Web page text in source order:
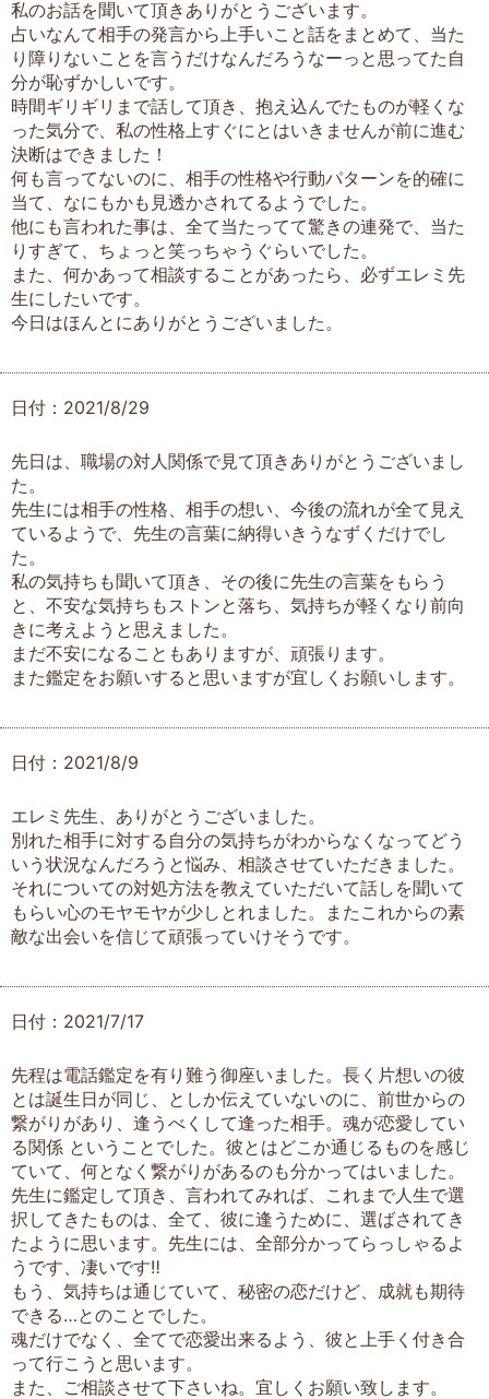
私のお話を聞いて頂きありがとうございます。
占いなんて相手の発言から上手いこと話をまとめて、当た
り障りないことを言うだけなんだろうなーっと思ってた自
分が恥ずかしいです。
時間ギリギリまで話して頂き、抱え込んでたものが軽くな
った気分で、私の性格上すぐにとはいきませんが前に進む
決断はできました！
何も言ってないのに、相手の性格や行動パターンを的確に
当て、なにもかも見透かされてるようでした。
他にも言われた事は、全て当たってて驚きの連発で、当た
りすぎて、ちょっと笑っちゃうぐらいでした。
また、何かあって相談することがあったら、必ずエレミ先
生にしたいです。
今日はほんとにありがとうございました。
日付：2021/8/29
先日は、職場の対人関係で見て頂きありがとうございまし
た。
先生には相手の性格、相手の想い、今後の流れが全て見え
ているようで、先生の言葉に納得いきうなずくだけでし
た。
私の気持ちも聞いて頂き、その後に先生の言葉をもらう
と、不安な気持ちもストンと落ち、気持ちが軽くなり前向
きに考えようと思えました。
まだ不安になることもありますが、頑張ります。
また鑑定をお願いすると思いますが宜しくお願いします。
日付：2021/8/9
エレミ先生、ありがとうございました。
別れた相手に対する自分の気持ちがわからなくなってどう
いう状況なんだろうと悩み、相談させていただきました。
それについての対処方法を教えていただいて話しを聞いて
もらい心のモヤモヤが少しとれました。またこれからの素
敵な出会いを信じて頑張っていけそうです。
日付：2021/7/17
先程は電話鑑定を有り難う御座いました。長く片想いの彼
とは誕生日が同じ、としか伝えていないのに、前世からの
繋がりがあり、逢うべくして逢った相手。魂が恋愛してい
る関係 ということでした。彼とはどこか通じるものを感じ
ていて、何となく繋がりがあるのも分かってはいました。
先生に鑑定して頂き、言われてみれば、これまで人生で選
択してきたものは、全て、彼に逢うために、選ばされてき
たように思います。先生には、全部分かってらっしゃるよ
うです、凄いです‼️
もう、気持ちは通じていて、秘密の恋だけど、成就も期待
できる…とのことでした。
魂だけでなく、全てで恋愛出来るよう、彼と上手く付き合
って行こうと思います。
また、ご相談させて下さいね。宜しくお願い致します。